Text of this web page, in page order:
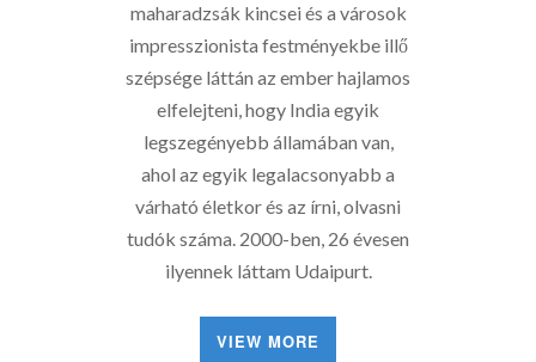
maharadzsák kincsei és a városok
impresszionista festményekbe illő
szépsége láttán az ember hajlamos
elfelejteni, hogy India egyik
legszegényebb államában van,
ahol az egyik legalacsonyabb a
várható életkor és az írni, olvasni
tudók száma. 2000-ben, 26 évesen
ilyennek láttam Udaipurt.
VIEW MORE